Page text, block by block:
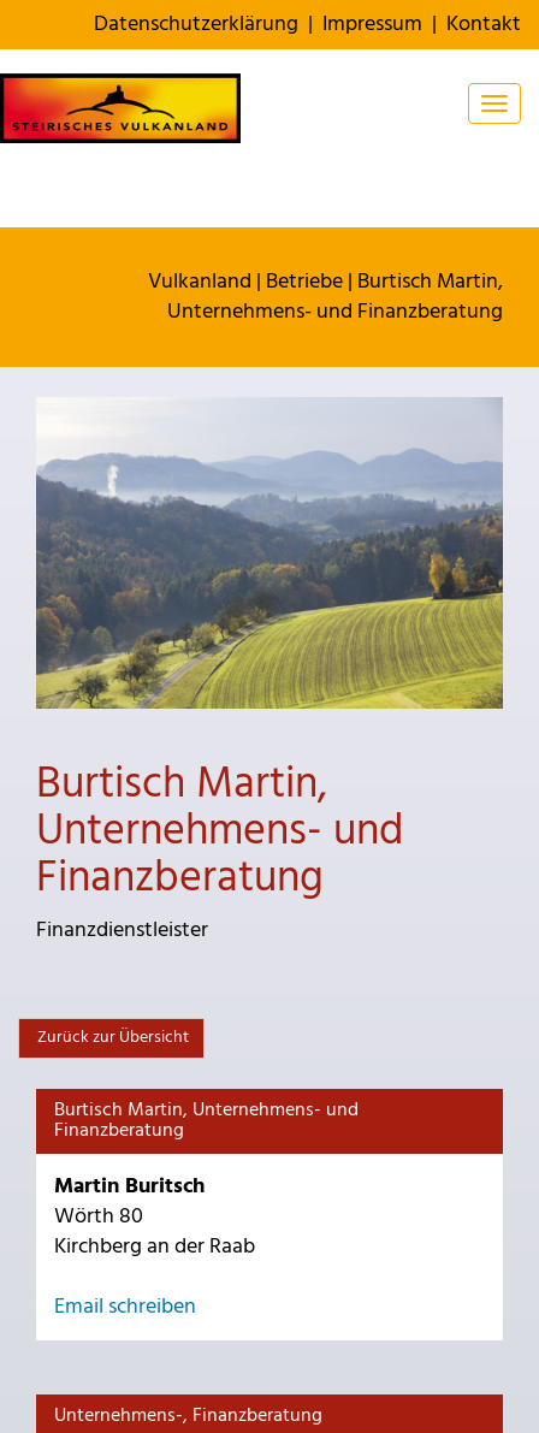
Datenschutzerklärung | Impressum | Kontakt
Vulkanland | Betriebe| Burtisch Martin,
Unternehmens- und Finanzberatung
Burtisch Martin,
Unternehmens- und
Finanzberatung
Finanzdienstleister
Zurück zur Übersicht
Burtisch Martin, Unternehmens- und
Finanzberatung
Martin Buritsch
Wörth 80
Kirchberg an der Raab
Email schreiben
Unternehmens-, Finanzberatung